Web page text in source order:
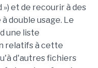
et de recourir à des
double usage. Le
une liste
relatifs à cette
d'autres fichiers